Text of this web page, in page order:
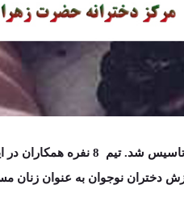
شد. تیم 8 نفره همکاران
در
نوجوان به عنوان زنان